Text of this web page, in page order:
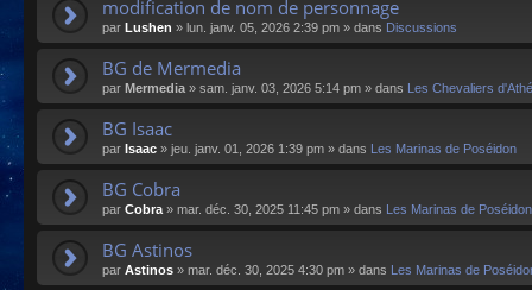
modification de nom de personnage
par Lushen » lun. janv. 05, 2026 2:39 pm » dans Discussions
BG de Mermedia
par Mermedia » sam. janv. 03, 2026 5:14 pm » dans Les Chevaliers
BG Isaac
par Isaac » jeu. janv. 01, 2026 1:39 pm » dans Les Marinas de Poséidon
BG Cobra
par Cobra» mar. déc. 30, 2025 11:45 pm » dans Les Marinas de Poséidon
BG Astinos
par Astinos » mar. déc. 30, 2025 4:30 pm » dans Les Marinas de